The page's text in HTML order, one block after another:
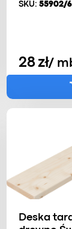
SKU: 55902/
28zł/
Deska